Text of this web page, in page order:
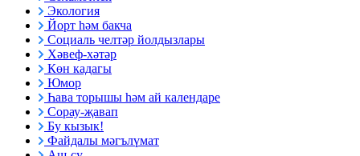
Экология
Йорт һәм бакча
Социаль челтәр йолдызлары
Хәвеф-хәтәр
Көн кадагы
Юмор
Һава торышы һәм ай календаре
Сорау-җавап
Бу кызык!
Файдалы мәгълүмат